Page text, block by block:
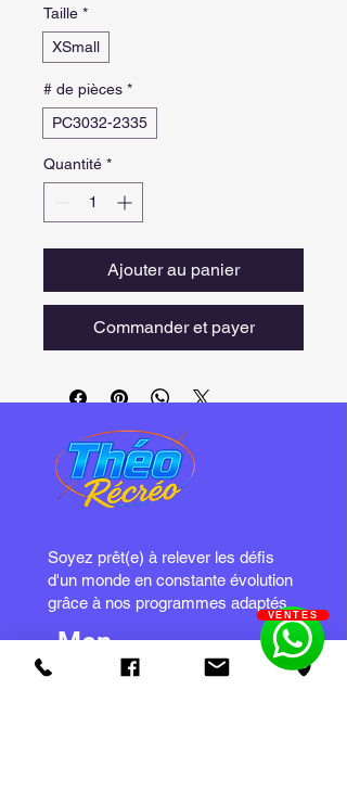
Taille *
XSmall
# de pièces *
PC3032-2335
Quantité *
Ajouter au panier
Commander et payer
Soyez prêt(e) à relever les défis
d'un monde en constante évolution
grâce à nos programmes adaptés.
Men
VENTES